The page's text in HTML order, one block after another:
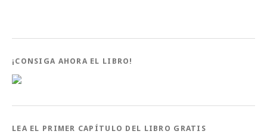
¡CONSIGA AHORA EL LIBRO!
LEA EL PRIMER CAPÍTULO DEL LIBRO GRATIS